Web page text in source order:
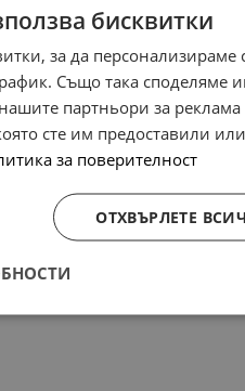
764,00 €
1494,25 лв.
бисквитки
за да
Също така споделяме
партньори за
сте им предоставили
за поверителност
ОТХВЪРЛЕТЕ